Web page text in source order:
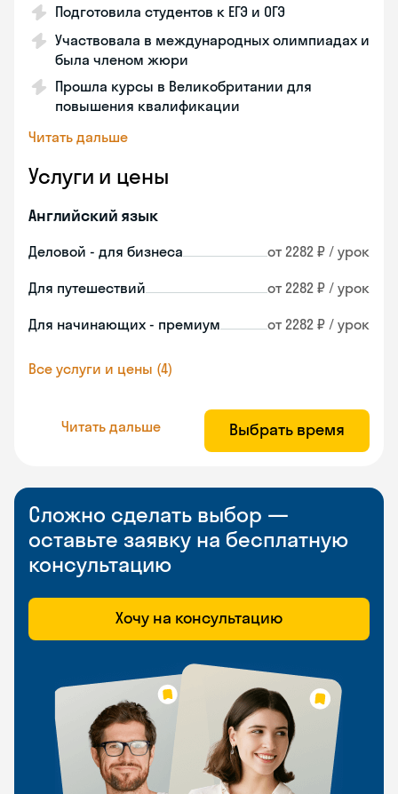
Подготовила студентов к ЕГЭ и ОГЭ
Участвовала в международных олимпиадах и
была членом жюри
Прошла курсы в Великобритании для
повышения квалификации
Читать дальше
Услуги и цены
Английский язык
Деловой - для бизнеса от 2282 ₽ / урок
Для путешествий от 2282 ₽ / урок
Для начинающих - премиум от 2282 ₽ / урок
Все услуги и цены (4)
Читать дальше Выбрать время
Сложно сделать выбор —
оставьте заявку на бесплатную
консультацию
Хочу на консультацию